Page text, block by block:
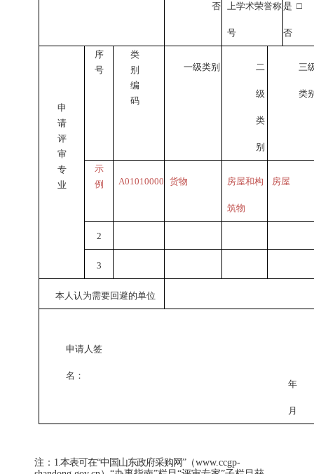
否 上学术荣誉称
号
是 □
否
申
请
评
审
专
业
序
号
类
别
编
码
一级类别 二
级
类
别
三
类
示
例
A01010000 货物 房屋和构
筑物
房屋
2
3
本人认为需要回避的单位
申请人签
名：
年
月
注： 1.本表可在“中国山东政府采购网”（www.ccgp-